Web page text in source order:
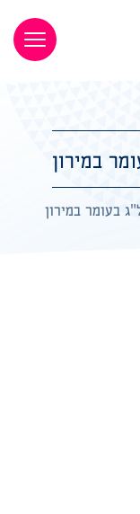
במירון
בעומר במירון